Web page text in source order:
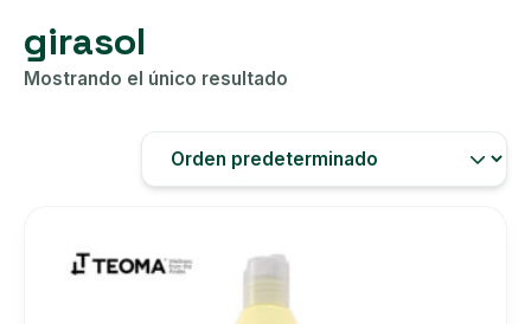
girasol
Mostrando el único resultado